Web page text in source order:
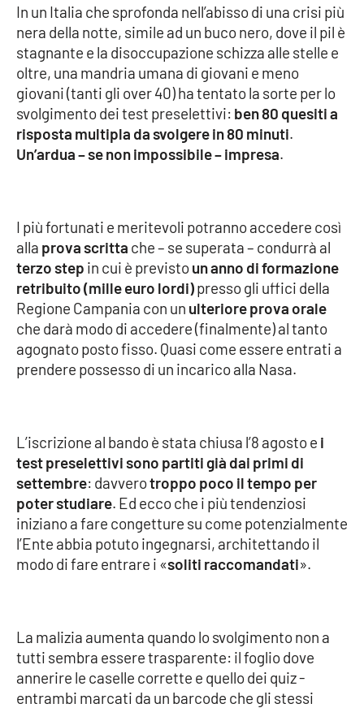
Cultura
Economia e Lavoro
Politica
Sanità
Sport
RUBRICHE
Good Morning Vietnam
Parchi Marini Calabria
Imprese Di Calabria
Le perfidie di Antonella Grippo
Venti di comunicazione
LaC Network
In un Italia che sprofonda nell’abisso di una crisi più
nera della notte, simile ad un buco nero, dove il pil è
stagnante e la disoccupazione schizza alle stelle e
oltre, una mandria umana di giovani e meno
giovani (tanti gli over 40) ha tentato la sorte per lo
svolgimento dei test preselettivi: ben 80 quesiti a
risposta multipla da svolgere in 80 minuti.
Un’ardua – se non impossibile – impresa.
I più fortunati e meritevoli potranno accedere così
alla prova scritta che – se superata – condurrà al
terzo step in cui è previstoun anno di formazione
retribuito (mille euro lordi)presso gli uffici della
Regione Campania con un ulteriore prova orale
che darà modo di accedere (finalmente) al tanto
agognato posto fisso. Quasi come essere entrati a
prendere possesso di un incarico alla Nasa.
L’iscrizione al bando è stata chiusa l’8 agosto e i
test preselettivi sono partiti già dai primi di
settembre: davverotroppo poco il tempo per
poter studiare. Ed ecco che i più tendenziosi
iniziano a fare congetture su come potenzialmente
l’Ente abbia potuto ingegnarsi, architettando il
modo di fare entrare i «soliti raccomandati».
La malizia aumenta quando lo svolgimento non a
tutti sembra essere trasparente: il foglio dove
annerire le caselle corrette e quello dei quiz -
entrambi marcati da un barcode che gli stessi